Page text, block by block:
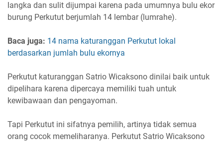
langka dan sulit dijumpai karena pada umumnya bulu ekor
burung Perkutut berjumlah 14 lembar (lumrahe).
Baca juga: 14 nama katuranggan Perkutut lokal
berdasarkan jumlah bulu ekornya
Perkutut katuranggan Satrio Wicaksono dinilai baik untuk
dipelihara karena dipercaya memiliki tuah untuk
kewibawaan dan pengayoman.
Tapi Perkutut ini sifatnya pemilih, artinya tidak semua
orang cocok memeliharanya. Perkutut Satrio Wicaksono